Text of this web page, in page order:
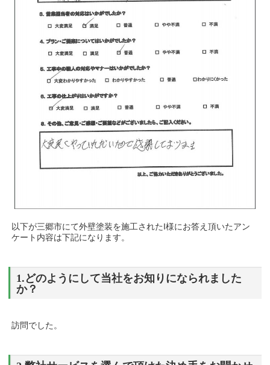
以下が三郷市にて外壁塗装を施工されたI様にお答え頂いたアン
ケート内容は下記になります。
1.どのようにして当社をお知りになられました
か？
訪問でした。